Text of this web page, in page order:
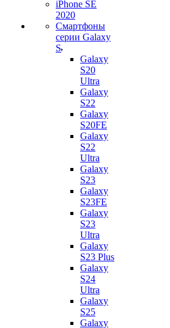
iPhone SE
2020
Смартфоны
серии Galaxy
S
Galaxy
S20
Ultra
Galaxy
S22
Galaxy
S20FE
Galaxy
S22
Ultra
Galaxy
S23
Galaxy
S23FE
Galaxy
S23
Ultra
Galaxy
S23 Plus
Galaxy
S24
Ultra
Galaxy
S25
Galaxy